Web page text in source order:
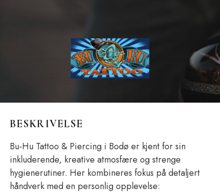
BESKRIVELSE
Bu-Hu Tattoo & Piercing i Bodø er kjent for sin
inkluderende, kreative atmosfære og strenge
hygienerutiner. Her kombineres fokus på detaljert
håndverk med en personlig opplevelse: